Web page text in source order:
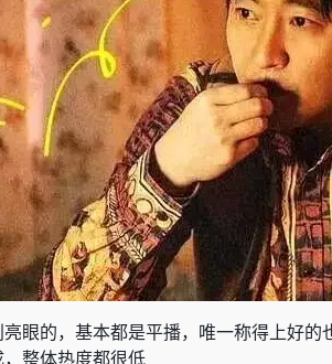
眼的，基本都是平播，唯一称得上好
整体热度都很低